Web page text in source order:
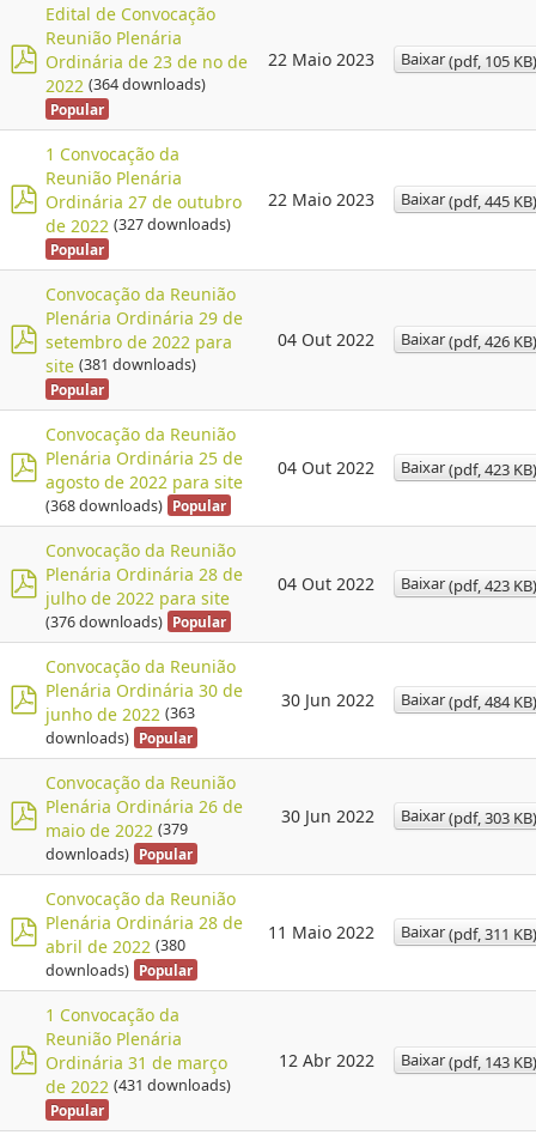
Edital de Convocação
Reunião Plenária
Ordinária de 23 de no de
2022 (364 downloads)
Popular
22 Maio 2023 Baixar(pdf, 105 KB)
1 Convocação da
Reunião Plenária
Ordinária 27 de outubro
de 2022 (327 downloads)
Popular
22 Maio 2023 Baixar(pdf, 445 KB)
Convocação da Reunião
Plenária Ordinária 29 de
setembro de 2022 para
site (381 downloads)
Popular
04 Out 2022 Baixar(pdf, 426 KB)
d
Convocação da Reunião
Plenária Ordinária 25 de
agosto de 2022 para site
(368 downloads) Popular
04 Out 2022 Baixar(pdf, 423 KB)
d
Convocação da Reunião
Plenária Ordinária 28 de
julho de 2022 para site
(376 downloads) Popular
04 Out 2022 Baixar(pdf, 423 KB)
d
Convocação da Reunião
Plenária Ordinária 30 de
junho de 2022 (363
downloads) Popular
30 Jun 2022 Baixar(pdf, 484 KB)
d
Convocação da Reunião
Plenária Ordinária 26 de
maio de 2022 (379
downloads) Popular
30 Jun 2022 Baixar(pdf, 303 KB)
d
Convocação da Reunião
Plenária Ordinária 28 de
abril de 2022 (380
downloads) Popular
11 Maio 2022 Baixar(pdf, 311 KB)
1 Convocação da
Reunião Plenária
Ordinária 31 de março
de 2022 (431 downloads)
Popular
12 Abr 2022 Baixar(pdf, 143 KB)